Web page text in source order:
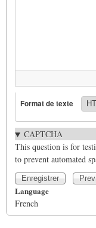
Format de texte
CAPTCHA
This question is for
to prevent automated
Language
French